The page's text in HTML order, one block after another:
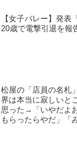
【女子バレー】発表
20歳で電撃引退を報
松屋の「店員の名札
界は本当に寂しいと
思った→「いやだよ
もらったらやだ」「